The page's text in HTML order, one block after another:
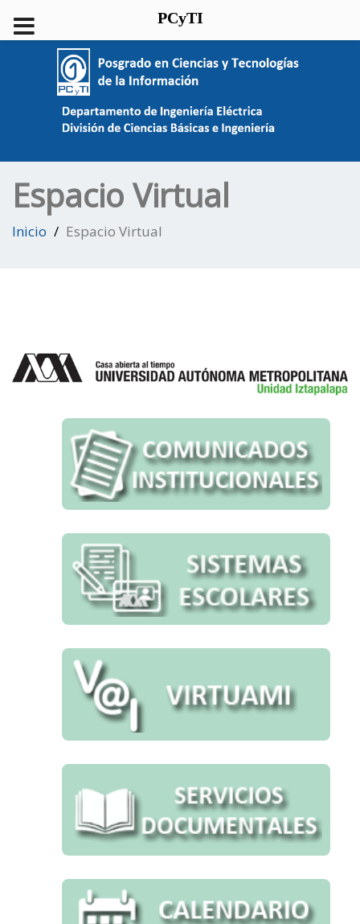
Espacio Virtual
Inicio Espacio Virtual
PCyTI